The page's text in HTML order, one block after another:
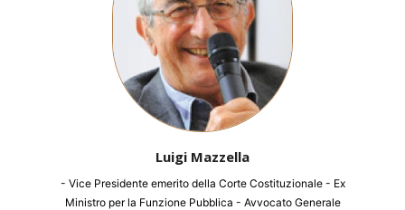
Luigi Mazzella
- Vice Presidente emerito della Corte Costituzionale - Ex
Ministro per la Funzione Pubblica - Avvocato Generale